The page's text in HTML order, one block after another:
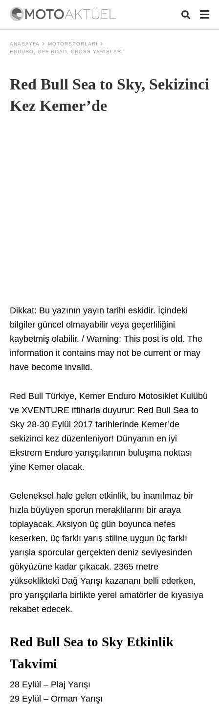
your
ANASAYFA
MOTORSPORLARI
ENDURO, OFF-ROAD, CROSS YARIŞLARI
Red Bull Sea to Sky, Sekizinci
Kez Kemer’de
Dikkat: Bu yazının yayın tarihi eskidir. İçindeki
bilgiler güncel olmayabilir veya geçerliliğini
kaybetmiş olabilir. / Warning: This post is old. The
information it contains may not be current or may
have become invalid.
Red Bull Türkiye, Kemer Enduro Motosiklet Kulübü
ve XVENTURE iftiharla duyurur: Red Bull Sea to
Sky 28-30 Eylül 2017 tarihlerinde Kemer’de
sekizinci kez düzenleniyor! Dünyanın en iyi
Ekstrem Enduro yarışçılarının buluşma noktası
yine Kemer olacak.
Geleneksel hale gelen etkinlik, bu inanılmaz bir
hızla büyüyen sporun meraklılarını bir araya
toplayacak. Aksiyon üç gün boyunca nefes
keserken, üç farklı yarış stiline uygun üç farklı
yarışla sporcular gerçekten deniz seviyesinden
gökyüzüne kadar çıkacak. 2365 metre
yükseklikteki Dağ Yarışı kazananı belli ederken,
pro yarışçılarla birlikte yerel amatörler de kıyasıya
rekabet edecek.
Red Bull Sea to Sky Etkinlik
Takvimi
28 Eylül – Plaj Yarışı
29 Eylül – Orman Yarışı